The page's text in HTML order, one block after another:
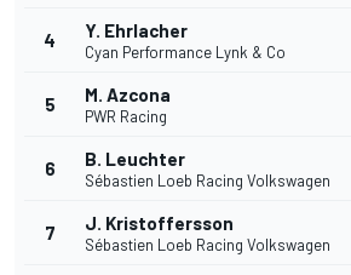
4 Y. Ehrlacher
Cyan Performance Lynk & Co
5 M. Azcona
PWR Racing
6 B. Leuchter
Sébastien Loeb Racing Volkswagen
7 J. Kristoffersson
Sébastien Loeb Racing Volkswagen